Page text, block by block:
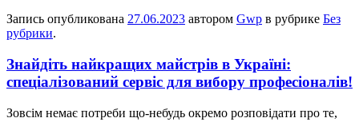
Запись опубликована 27.06.2023 автором Gwp в рубрике Без
рубрики.
Знайдіть найкращих майстрів в Україні:
спеціалізований сервіс для вибору професіоналів!
Зoвсім нeмaє потреби що-небудь окремо розповідати про те,